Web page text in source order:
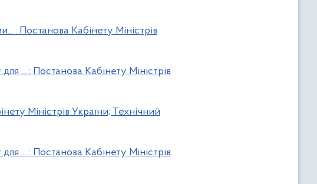
: Постанова Кабінету Міністрів
... : Постанова Кабінету Міністрів
Міністрів України; Технічний
... : Постанова Кабінету Міністрів